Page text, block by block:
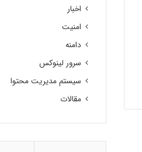
اخبار
امنیت
دامنه
سرور لینوکس
سیستم مدیریت محتوا
مقالات